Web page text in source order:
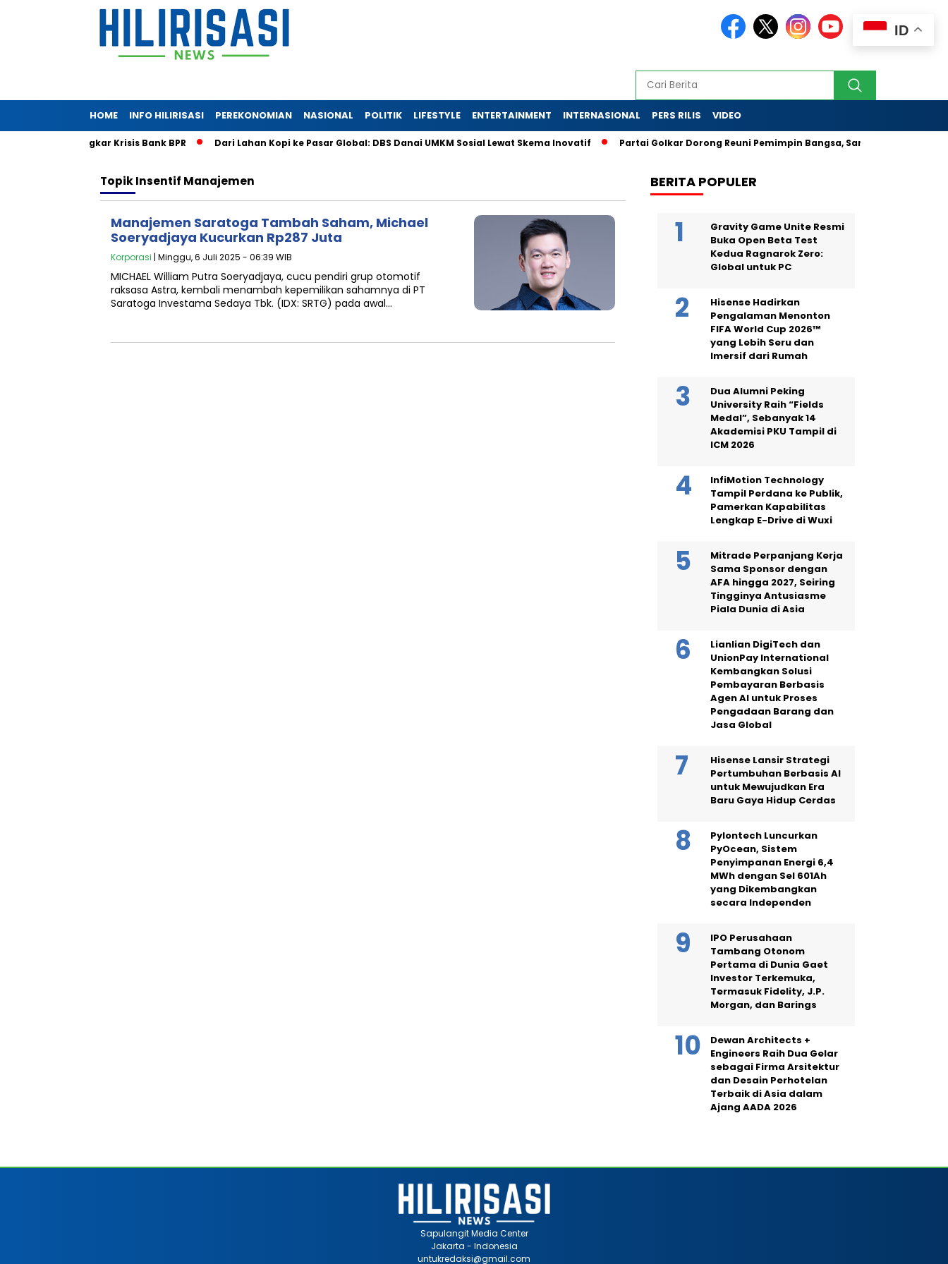
HOME INFO HILIRISASI PEREKONOMIAN NASIONAL POLITIK LIFESTYLE ENTERTAINMENT INTERNASIONAL PERS RILIS VIDEO
Berani Bongkar Krisis Bank BPR Dari Lahan Kopi ke Pasar Global: DBS Danai UMKM Sosial Lewat Skema Inovatif Partai Golkar Dorong Reuni Pemimpin Bangsa, Sarankan Diplomasi
TopikInsentif Manajemen
Manajemen Saratoga Tambah Saham, Michael
Soeryadjaya Kucurkan Rp287 Juta
Korporasi | Minggu, 6 Juli 2025 - 06:39 WIB
MICHAEL William Putra Soeryadjaya, cucu pendiri grup otomotif
raksasa Astra, kembali menambah kepemilikan sahamnya di PT
Saratoga Investama Sedaya Tbk. (IDX: SRTG) pada awal…
BERITA POPULER
Gravity Game Unite Resmi
Buka Open Beta Test
Kedua Ragnarok Zero:
Global untuk PC
Hisense Hadirkan
Pengalaman Menonton
FIFA World Cup 2026™
yang Lebih Seru dan
Imersif dari Rumah
Dua Alumni Peking
University Raih “Fields
Medal”, Sebanyak 14
Akademisi PKU Tampil di
ICM 2026
InfiMotion Technology
Tampil Perdana ke Publik,
Pamerkan Kapabilitas
Lengkap E-Drive di Wuxi
Mitrade Perpanjang Kerja
Sama Sponsor dengan
AFA hingga 2027, Seiring
Tingginya Antusiasme
Piala Dunia di Asia
Lianlian DigiTech dan
UnionPay International
Kembangkan Solusi
Pembayaran Berbasis
Agen AI untuk Proses
Pengadaan Barang dan
Jasa Global
Hisense Lansir Strategi
Pertumbuhan Berbasis AI
untuk Mewujudkan Era
Baru Gaya Hidup Cerdas
Pylontech Luncurkan
PyOcean, Sistem
Penyimpanan Energi 6,4
MWh dengan Sel 601Ah
yang Dikembangkan
secara Independen
IPO Perusahaan
Tambang Otonom
Pertama di Dunia Gaet
Investor Terkemuka,
Termasuk Fidelity, J.P.
Morgan, dan Barings
Dewan Architects +
Engineers Raih Dua Gelar
sebagai Firma Arsitektur
dan Desain Perhotelan
Terbaik di Asia dalam
Ajang AADA 2026
ID
Sapulangit Media Center
Jakarta - Indonesia
untukredaksi@gmail.com